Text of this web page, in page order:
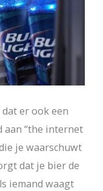
er ook een
aan “the internet
je waarschuwt
dat je bier de
iemand waagt